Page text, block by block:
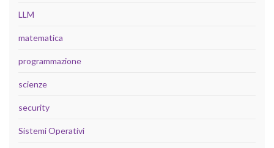
LLM
matematica
programmazione
scienze
security
Sistemi Operativi